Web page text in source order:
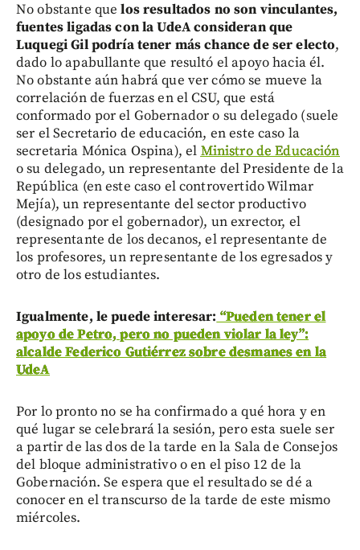
No obstante quelos resultados no son vinculantes,
fuentes ligadas con la UdeA consideran que
Luquegi Gil podría tener más chance de ser electo,
dado lo apabullante que resultó el apoyo hacia él.
No obstante aún habrá que ver cómo se mueve la
correlación de fuerzas en el CSU, que está
conformado por el Gobernador o su delegado (suele
ser el Secretario de educación, en este caso la
secretaria Mónica Ospina), elMinistro de Educación
o su delegado, un representante del Presidente de la
República (en este caso el controvertido Wilmar
Mejía), un representante del sector productivo
(designado por el gobernador), un exrector, el
representante de los decanos, el representante de
los profesores, un representante de los egresados y
otro de los estudiantes.
Igualmente, le puede interesar:“Pueden tener el
apoyo de Petro, pero no pueden violar la ley”:
alcalde Federico Gutiérrez sobre desmanes en la
UdeA
Por lo pronto no se ha confirmado a qué hora y en
qué lugar se celebrará la sesión, pero esta suele ser
a partir de las dos de la tarde en la Sala de Consejos
del bloque administrativo o en el piso 12 de la
Gobernación. Se espera que el resultado se dé a
conocer en el transcurso de la tarde de este mismo
miércoles.